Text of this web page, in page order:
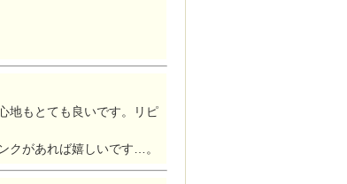
地もとても良いです。リピ
クがあれば嬉しいです…。